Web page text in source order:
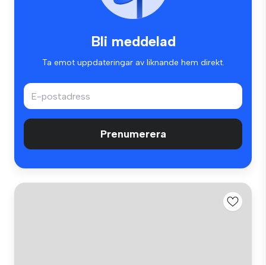
Bli meddelad
Ta emot uppdateringar av liknande hem direkt.
Prenumerera